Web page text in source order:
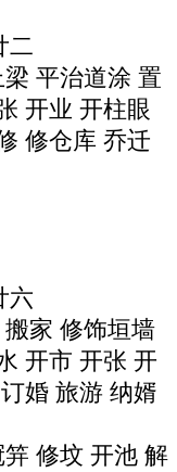
二
梁 平治道涂 置
开业 开柱眼
修仓库 乔迁
六
搬家 修饰垣墙
开市 开张 开
婚 旅游 纳婿
笄 修坟 开池 解